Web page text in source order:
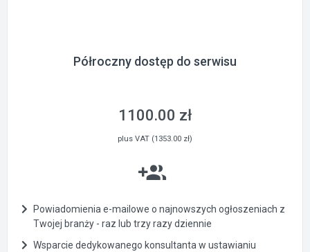
Półroczny dostęp do serwisu
1100.00 zł
plus VAT (1353.00 zł)
Powiadomienia e-mailowe o najnowszych ogłoszeniach z
Twojej branży - raz lub trzy razy dziennie
Wsparcie dedykowanego konsultanta w ustawianiu